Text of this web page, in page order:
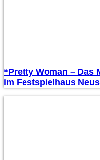
“Pretty Woman – Das
im Festspielhaus